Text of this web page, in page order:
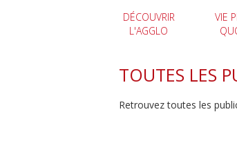
DÉCOUVRIR
L'AGGLO
VIE
TOUTES LES
Retrouvez toutes les